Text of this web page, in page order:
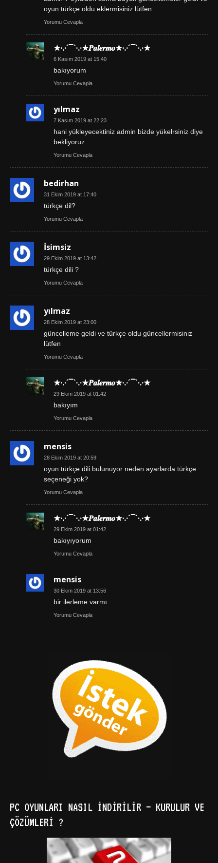
oyun türkçe oldu eklermisiniz lütfen
Yorumu Cevapla
★·.·´¯`·.·★𝑷𝒂𝒍𝒆𝒓𝒎𝒐★·.·´¯`·.·★
6 Kasım 2019 at 15:40
bakıyorum
Yorumu Cevapla
yılmaz
7 Kasım 2019 at 22:23
hani yükleyecektiniz admin bizde yükelrsiniz diye
bekliyoruz
Yorumu Cevapla
bedirhan
31 Ekim 2019 at 17:40
türkçe dil?
Yorumu Cevapla
İsimsiz
29 Ekim 2019 at 13:42
türkçe dili ?
Yorumu Cevapla
yılmaz
28 Ekim 2019 at 23:00
güncelleme geldi ve türkçe oldu güncellermisiniz
lütfen
Yorumu Cevapla
★·.·´¯`·.·★𝑷𝒂𝒍𝒆𝒓𝒎𝒐★·.·´¯`·.·★
29 Ekim 2019 at 01:42
bakıyım
Yorumu Cevapla
mensis
28 Ekim 2019 at 20:59
oyun türkçe dili bulunuyor neden ayarlarda türkçe
seçeneği yok?
Yorumu Cevapla
★·.·´¯`·.·★𝑷𝒂𝒍𝒆𝒓𝒎𝒐★·.·´¯`·.·★
29 Ekim 2019 at 01:42
bakıyıyorum
Yorumu Cevapla
mensis
30 Ekim 2019 at 13:56
bir ilerleme varmı
Yorumu Cevapla
PC OYUNLARI NASIL İNDIRILIR – KURULUR VE
ÇÖZÜMLERI ?